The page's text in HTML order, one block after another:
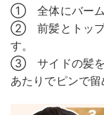
① 全体にバーム
② 前髪とトップ
す。
③ サイドの髪を
あたりでピンで留